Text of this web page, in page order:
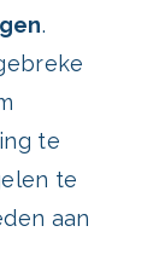
.
te
te
aan